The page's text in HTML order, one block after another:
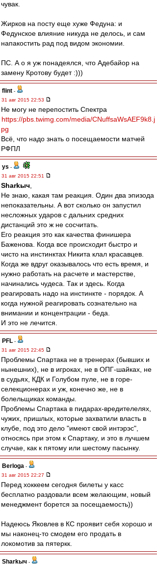
чувак.
Жирков на посту еще хуже Федуна: и
Федунское влияние никуда не делось, и сам
напакостить рад под видом экономии.
ПС. А о я уж понадеялся, что Адебайор на
замену Кротову будет :)))
flint -
31 авг 2015 22:53
Не могу не перепостить Спектра
https://pbs.twimg.com/media/CNuffsaWsAEF9k8.j
pg
Всё, что надо знать о посещаемости матчей
РФПЛ
ys -
31 авг 2015 22:51
Sharkыч
Не знаю, какая там реакция. Один два эпизода
непоказательны. А вот сколько он запустил
несложных ударов с дальних средних
дистанций это ж не сосчитать.
Его реакция это как качества финишера
Баженова. Когда все происходит быстро и
чисто на инстинктах Никита клал красавцев.
Когда же вдруг оказывалось что есть время, и
нужно работать на расчете и мастерстве,
начинались чудеса. Так и здесь. Когда
реагировать надо на инстинкте - порядок. А
когда нужной реагировать сознательно на
внимании и концентрации - беда.
И это не лечится.
PFL -
31 авг 2015 22:45
Проблемы Спартака не в тренерах (бывших и
нынешних), не в игроках, не в ОПГ-шайках, не
в судьях, КДК и Голубом пуле, не в горе-
селекционерах и уж, конечно же, не в
болельщиках команды.
Проблемы Спартака в пидарах-вредителелях,
чужих, пришлых, которые захватили власть в
клубе, под это дело "имеют свой интэрэс",
относясь при этом к Спартаку, и это в лучшем
случае, как к пятому или шестому пасынку.
Berloga -
31 авг 2015 22:27
Перед хоккеем сегодня билеты у касс
бесплатно раздовали всем желающим, новый
менеджмент борется за посещаемость))
Надеюсь Яковлев в КС проявит себя хорошо и
мы наконец-то смодем его продать в
локомотив за пятеркк.
Sharkыч -